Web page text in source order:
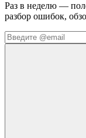
Раз в неделю —
разбор ошибок,